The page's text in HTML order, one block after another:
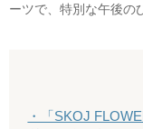
ーツで、特別な午後の
・「SKOJ